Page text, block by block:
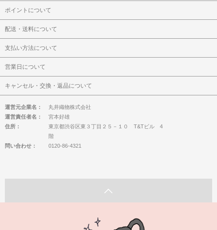
ポイントについて
配送・送料について
支払い方法について
営業日について
キャンセル・交換・返品について
運営元企業名：
丸井織物株式会社
運営責任者名：
宮本好雄
住所：
東京都渋谷区東３丁目２５－１０ T&Tビル 4
階
問い合わせ：
0120-86-4321